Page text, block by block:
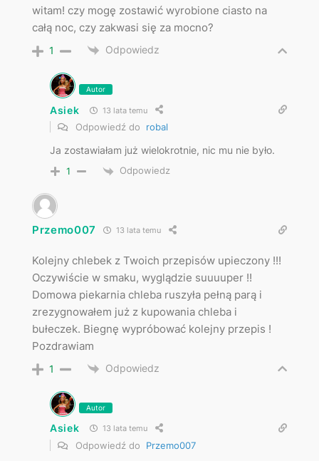
witam! czy mogę zostawić wyrobione ciasto na
całą noc, czy zakwasi się za mocno?
1 Odpowiedz
Autor
Asiek 13 lata temu
Odpowiedź do robal
Ja zostawiałam już wielokrotnie, nic mu nie było.
1 Odpowiedz
Przemo007 13 lata temu
Kolejny chlebek z Twoich przepisów upieczony !!!
Oczywiście w smaku, wyglądzie suuuuper !!
Domowa piekarnia chleba ruszyła pełną parą i
zrezygnowałem już z kupowania chleba i
bułeczek. Biegnę wypróbować kolejny przepis !
Pozdrawiam
1 Odpowiedz
Autor
Asiek 13 lata temu
Odpowiedź do Przemo007